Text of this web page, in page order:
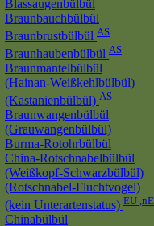
Blassaugenbülbül
Braunbauchbülbül
Braunbrustbülbül AS
Braunhaubenbülbül AS
Braunmantelbülbül
(Hainan-Weißkehlbülbül)
(Kastanienbülbül) AS
Braunwangenbülbül
(Grauwangenbülbül)
Burma-Rotohrbülbül
China-Rotschnabelbülbül
(Weißkopf-Schwarzbülbül)
(Rotschnabel-Fluchtvogel)
(kein Unterartenstatus) EU
Chinabülbül